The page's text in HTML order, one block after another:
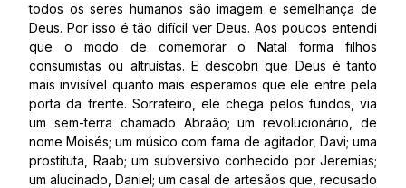
todos os seres humanos são imagem e semelhança de
Deus. Por isso é tão difícil ver Deus. Aos poucos entendi
que o modo de comemorar o Natal forma filhos
consumistas ou altruístas. E descobri que Deus é tanto
mais invisível quanto mais esperamos que ele entre pela
porta da frente. Sorrateiro, ele chega pelos fundos, via
um sem-terra chamado Abraão; um revolucionário, de
nome Moisés; um músico com fama de agitador, Davi; uma
prostituta, Raab; um subversivo conhecido por Jeremias;
um alucinado, Daniel; um casal de artesãos que, recusado